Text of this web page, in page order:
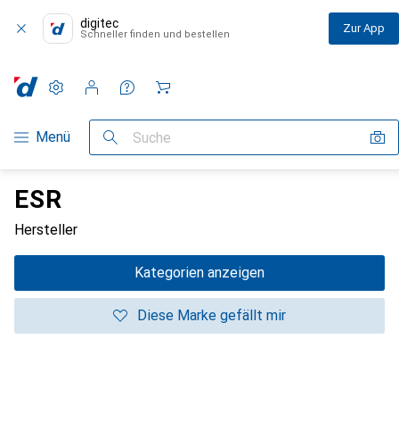
digitec
Schneller finden und bestellen Zur App
Navigation nach Kategorien
Menü Suche
Einstellungen
Kundenkonto
Vergleichslisten
Merklisten
Warenkorb
ESR
Hersteller
Kategorien anzeigen
Diese Marke gefällt mir